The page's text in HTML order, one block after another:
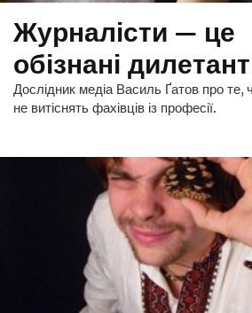
Журналісти — це
обізнані
Дослідник медіа Василь Ґатов про те,
не витіснять фахівців із професії.